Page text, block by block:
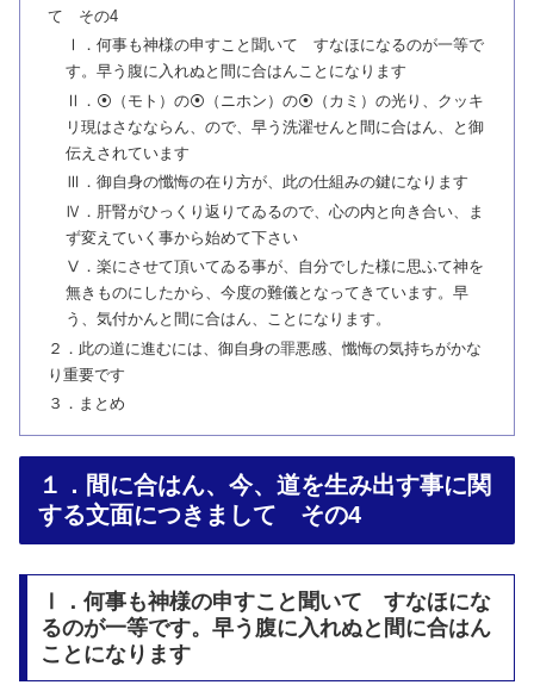
て その4
Ⅰ．何事も神様の申すこと聞いて すなほになるのが一等で
す。早う腹に入れぬと間に合はんことになります
Ⅱ．⦿（モト）の⦿（ニホン）の⦿（カミ）の光り、クッキ
リ現はさなならん、ので、早う洗濯せんと間に合はん、と御
伝えされています
Ⅲ．御自身の懺悔の在り方が、此の仕組みの鍵になります
Ⅳ．肝腎がひっくり返りてゐるので、心の内と向き合い、ま
ず変えていく事から始めて下さい
Ⅴ．楽にさせて頂いてゐる事が、自分でした様に思ふて神を
無きものにしたから、今度の難儀となってきています。早
う、気付かんと間に合はん、ことになります。
２．此の道に進むには、御自身の罪悪感、懺悔の気持ちがかな
り重要です
３．まとめ
１．間に合はん、今、道を生み出す事に関
する文面につきまして その4
Ⅰ．何事も神様の申すこと聞いて すなほにな
るのが一等です。早う腹に入れぬと間に合はん
ことになります